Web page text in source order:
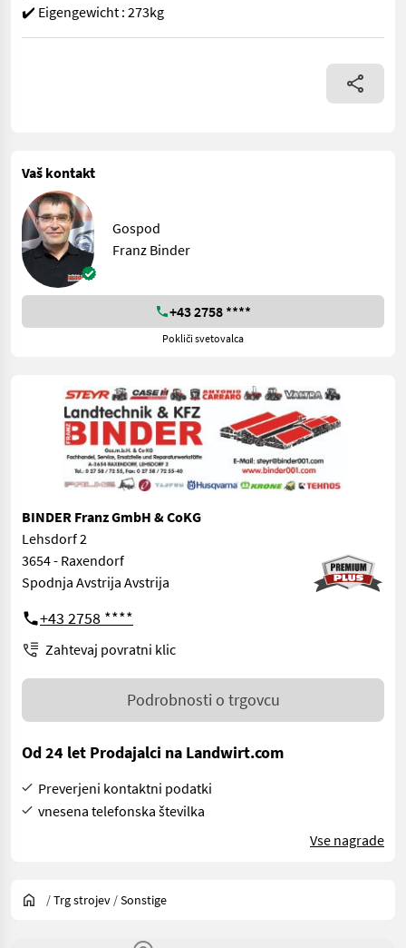
✔️ Eigengewicht : 273kg
✨EcoBlueLine Kipp-Tansporter - AKTION ✔️ Modell : HKT
Vaš kontakt
Gospod
Franz Binder
+43 2758 ****
Pokliči svetovalca
BINDER Franz GmbH & CoKG
Lehsdorf 2
3654 - Raxendorf
Spodnja Avstrija Avstrija
+43 2758 ****
Zahtevaj povratni klic
Podrobnosti o trgovcu
Od 24 let Prodajalci na Landwirt.com
Preverjeni kontaktni podatki
vnesena telefonska številka
Vse nagrade
/Trg strojev /Sonstige